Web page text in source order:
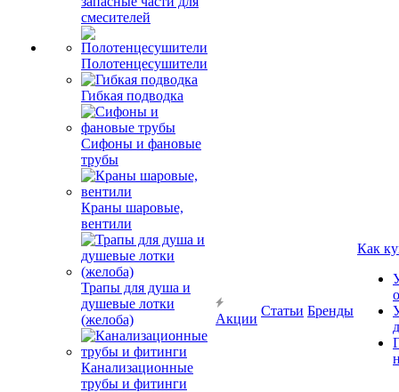
смесителей
Полотенцесушители
Гибкая подводка
Сифоны и фановые
трубы
Краны шаровые,
вентили
Трапы для душа и
душевые лотки
(желоба)
Канализационные
трубы и фитинги
Акции
Статьи Бренды
Как